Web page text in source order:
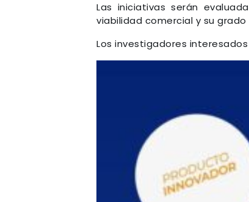
Las iniciativas serán
viabilidad comercial y su grado
Los investigadores